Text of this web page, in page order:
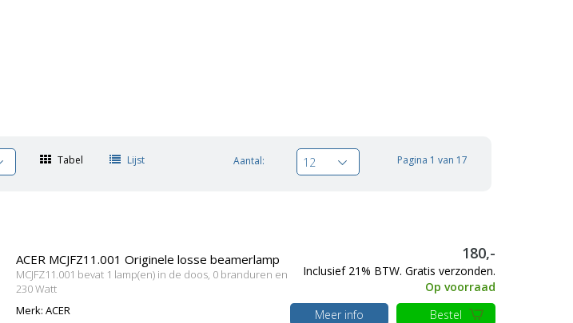
Tabel Lijst Aantal: 12 Pagina 1 van 17
ACER MCJFZ11.001 Originele losse beamerlamp
MCJFZ11.001 bevat 1 lamp(en) in de doos, 0 branduren en
230 Watt
Merk: ACER
180,-
Inclusief 21% BTW. Gratis verzonden.
Op voorraad
Meer info
Bestel